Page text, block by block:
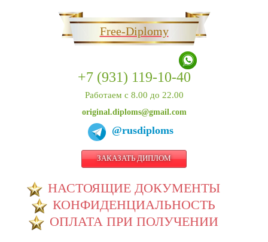
Free-Diplomy
+7 (931) 119-10-40
Работаем с 8.00 до 22.00
original.diploms@gmail.com
@rusdiploms
ЗАКАЗАТЬ ДИПЛОМ
НАСТОЯЩИЕ ДОКУМЕНТЫ
КОНФИДЕНЦИАЛЬНОСТЬ
ОПЛАТА ПРИ ПОЛУЧЕНИИ